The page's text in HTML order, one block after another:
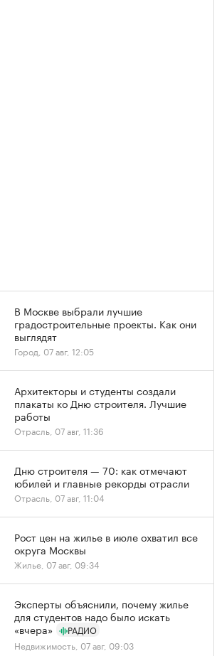
В Москве выбрали лучшие
градостроительные проекты. Как они
выглядят
Город, 07 авг, 12:05
Архитекторы и студенты создали
плакаты ко Дню строителя. Лучшие
работы
Отрасль, 07 авг, 11:36
Дню строителя — 70: как отмечают
юбилей и главные рекорды отрасли
Отрасль, 07 авг, 11:04
Рост цен на жилье в июле охватил все
округа Москвы
Жилье, 07 авг, 09:34
Эксперты объяснили, почему жилье
для студентов надо было искать
«вчера»
РАДИО
Недвижимость, 07 авг, 09:03